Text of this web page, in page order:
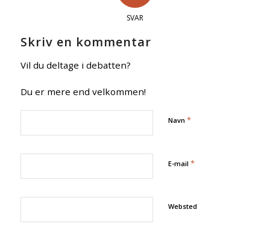
SVAR
Skriv en kommentar
Vil du deltage i debatten?
Du er mere end velkommen!
Navn *
E-mail *
Websted